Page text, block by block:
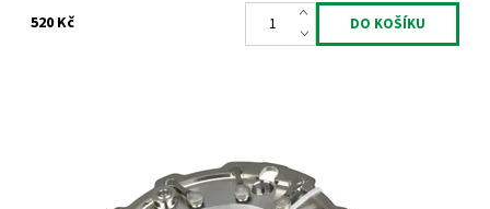
520 Kč
VNT mechanismus regulace pro motory 1.6 HDi TDCi CRDi a